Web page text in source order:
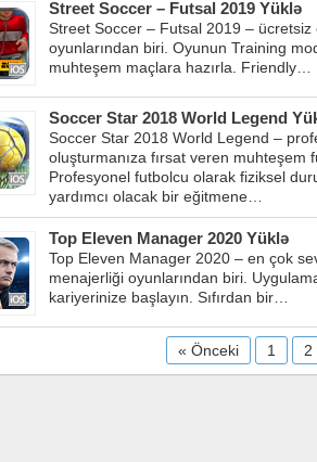
Street Soccer – Futsal 2019 Yüklə
Street Soccer – Futsal 2019 –
oyunlarından biri. Oyunun Training
muhteşem maçlara hazırla. Friendly…
Soccer Star 2018 World Legend
Soccer Star 2018 World Legend –
oluşturmanıza fırsat veren muhteşem
Profesyonel futbolcu olarak fiziksel
yardımcı olacak bir eğitmene…
Top Eleven Manager 2020 Yüklə
Top Eleven Manager 2020 – en çok
menajerliği oyunlarından biri.
kariyerinize başlayın. Sıfırdan bir…
« Önceki 1 2